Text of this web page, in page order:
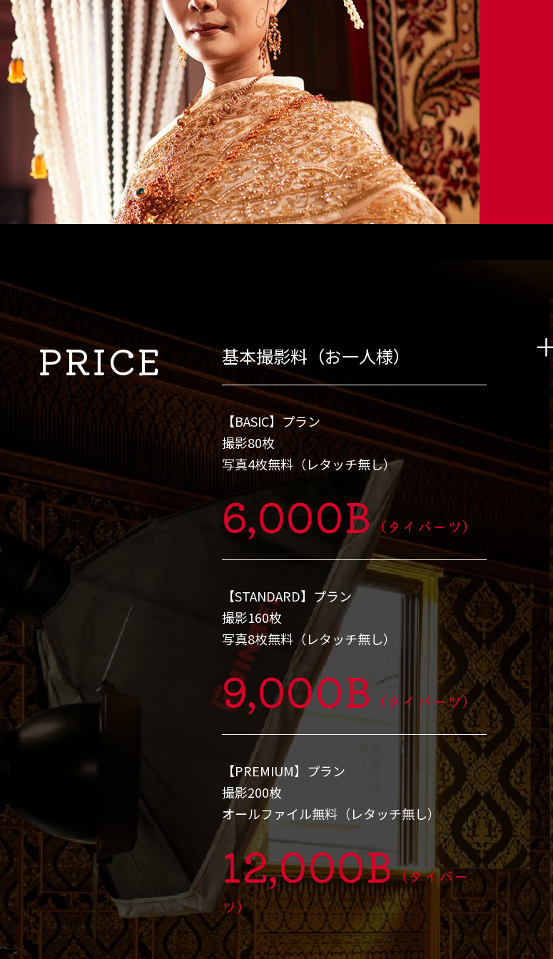
PRICE 基本撮影料（お一人様）
【BASIC】プラン
撮影80枚
写真4枚無料（レタッチ無し）
6,000B（タイバーツ）
【STANDARD】プラン
撮影160枚
写真8枚無料（レタッチ無し）
9,000B （タイバーツ）
【PREMIUM】プラン
撮影200枚
オールファイル無料（レタッチ無し）
12,000B（タイバー
ツ）